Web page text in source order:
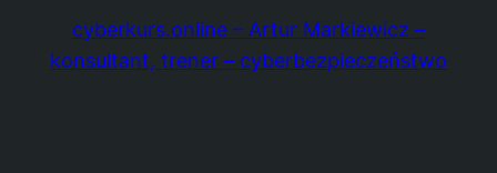
cyberkurs.online – Artur Markiewicz –
konsultant, trener – cyberbezpieczeństwo